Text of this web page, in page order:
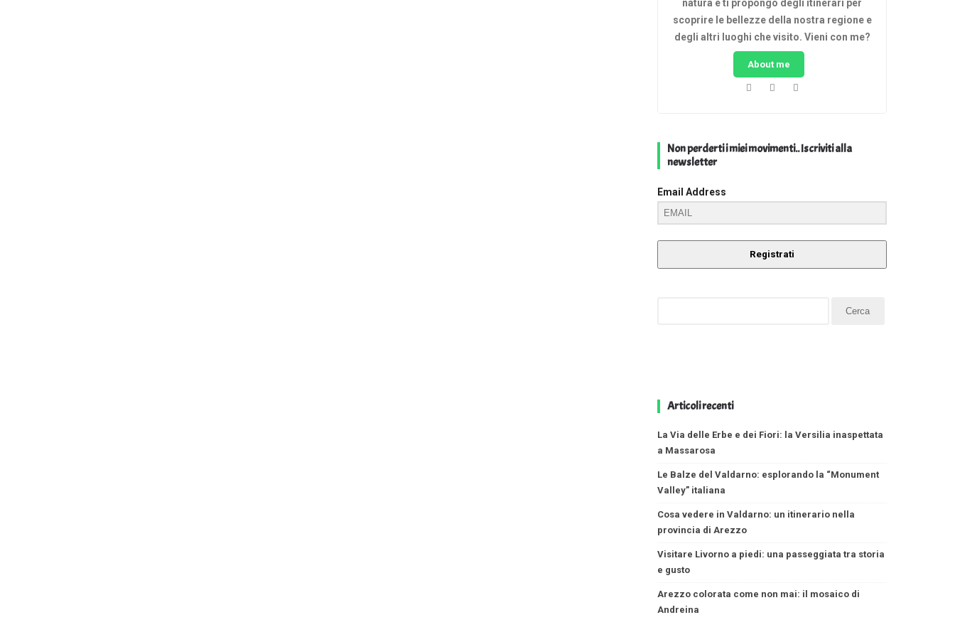
natura e ti propongo degli itinerari per
scoprire le bellezze della nostra regione e
degli altri luoghi che visito. Vieni con me?
About me
Non perderti i miei movimenti.. Iscriviti alla
newsletter
Email Address
Registrati
Articoli recenti
La Via delle Erbe e dei Fiori: la Versilia inaspettata
a Massarosa
Le Balze del Valdarno: esplorando la “Monument
Valley” italiana
Cosa vedere in Valdarno: un itinerario nella
provincia di Arezzo
Visitare Livorno a piedi: una passeggiata tra storia
e gusto
Arezzo colorata come non mai: il mosaico di
Andreina